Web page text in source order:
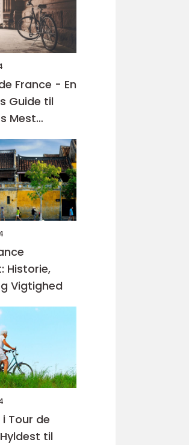
France - En
Guide til
Mest
Rute
Historie,
Vigtighed
Tour de
til